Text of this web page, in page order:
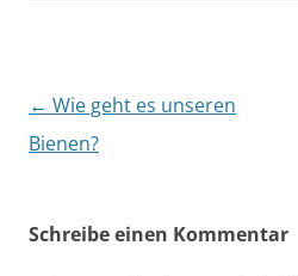
Beitragsnavigation
← Wie geht es unseren
Bienen?
Schreibe einen Kommentar